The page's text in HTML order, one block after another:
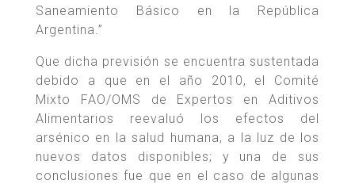
Saneamiento Básico en la República
Argentina.”
Que dicha previsión se encuentra sustentada
debido a que en el año 2010, el Comité
Mixto FAO/OMS de Expertos en Aditivos
Alimentarios reevaluó los efectos del
arsénico en la salud humana, a la luz de los
nuevos datos disponibles; y una de sus
conclusiones fue que en el caso de algunas